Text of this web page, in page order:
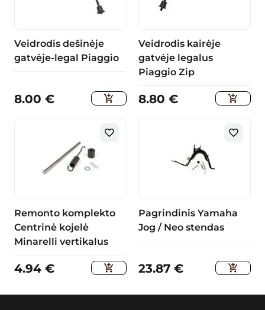
Veidrodis dešinėje
gatvėje-legal Piaggio
8.00 €
Veidrodis kairėje
gatvėje legalus
Piaggio Zip
8.80 €
Remonto komplekto
Centrinė kojelė
Minarelli vertikalus
4.94 €
Pagrindinis Yamaha
Jog / Neo stendas
23.87 €